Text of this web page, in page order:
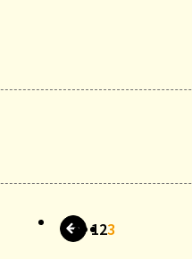
123